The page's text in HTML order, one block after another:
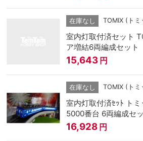
在庫なし TOMIX (トミ
室内灯取付済セット
ア増結6両編成セット
15,643 円
在庫なし TOMIX (トミ
室内灯取付済ｾｯﾄ ト
5000番台 6両編成セ
16,928 円